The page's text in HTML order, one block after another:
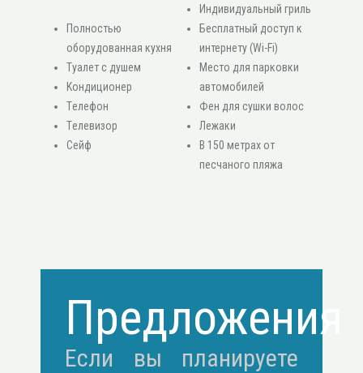
Πолностью
оборудованная кухня
Туалет с душем
Κондиционер
Τелефон
Τелевизор
Сейф
Индивидуальный гриль
Бесплатный доступ к
интернету (Wi-Fi)
Место для парковки
автомобилей
Фен для сушки волос
Лежаки
В 150 метрах от
песчаного пляжа
Предложения
Если вы планируете